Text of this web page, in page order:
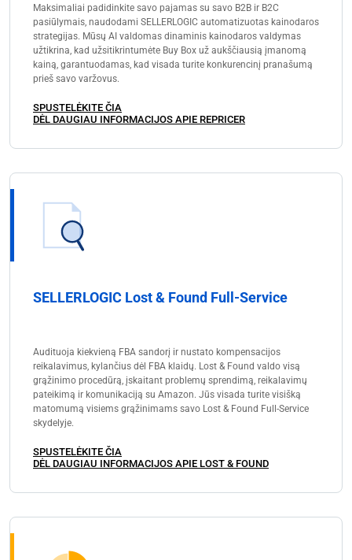
Maksimaliai padidinkite savo pajamas su savo B2B ir B2C
pasiūlymais, naudodami SELLERLOGIC automatizuotas kainodaros
strategijas. Mūsų AI valdomas dinaminis kainodaros valdymas
užtikrina, kad užsitikrintumėte Buy Box už aukščiausią įmanomą
kainą, garantuodamas, kad visada turite konkurencinį pranašumą
prieš savo varžovus.
SPUSTELĖKITE ČIA
DĖL DAUGIAU INFORMACIJOS APIE REPRICER
SELLERLOGIC Lost & Found Full-Service
Audituoja kiekvieną FBA sandorį ir nustato kompensacijos
reikalavimus, kylančius dėl FBA klaidų. Lost & Found valdo visą
grąžinimo procedūrą, įskaitant problemų sprendimą, reikalavimų
pateikimą ir komunikaciją su Amazon. Jūs visada turite visišką
matomumą visiems grąžinimams savo Lost & Found Full-Service
skydelyje.
SPUSTELĖKITE ČIA
DĖL DAUGIAU INFORMACIJOS APIE LOST & FOUND